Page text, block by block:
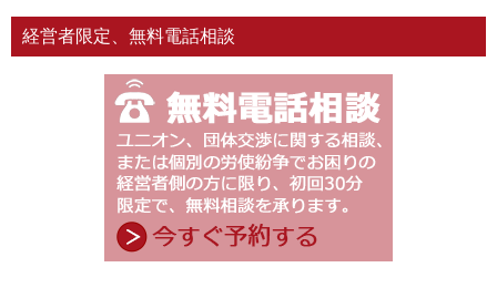
経営者限定、無料電話相談